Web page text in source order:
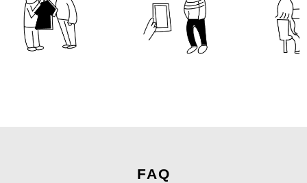
フロアスタッフ バイ
FAQ